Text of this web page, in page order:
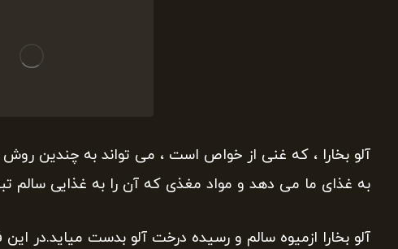
آلو بخارا ، که غنی از خواص است ، می تواند به چندین
به غذای ما می دهد و مواد مغذی که آن را به غذایی سالم
آلو بخارا ازمیوه سالم و رسیده درخت آلو بدست میاید.در